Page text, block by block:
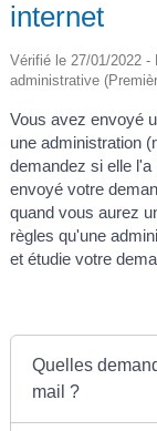
internet
Vérifié le 27/01/2022 -
administrative
Vous avez envoyé
une administration
demandez si elle
envoyé votre
quand vous aurez
règles qu'une
et étudie votre
Quelles
mail ?